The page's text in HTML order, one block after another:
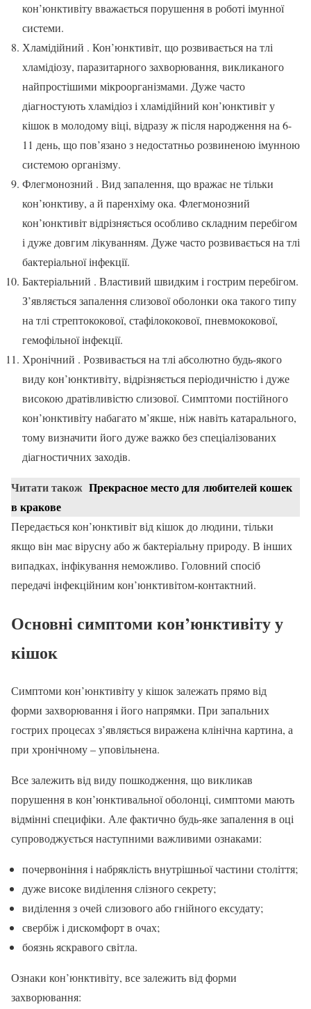
кон’юнктивіту вважається порушення в роботі імунної
системи.
Хламідійний . Кон’юнктивіт, що розвивається на тлі
хламідіозу, паразитарного захворювання, викликаного
найпростішими мікроорганізмами. Дуже часто
діагностують хламідіоз і хламідійний кон’юнктивіт у
кішок в молодому віці, відразу ж після народження на 6-
11 день, що пов’язано з недостатньо розвиненою імунною
системою організму.
Флегмонозний . Вид запалення, що вражає не тільки
кон’юнктиву, а й паренхіму ока. Флегмонозний
кон’юнктивіт відрізняється особливо складним перебігом
і дуже довгим лікуванням. Дуже часто розвивається на тлі
бактеріальної інфекції.
Бактеріальний . Властивий швидким і гострим перебігом.
З’являється запалення слизової оболонки ока такого типу
на тлі стрептококової, стафілококової, пневмококової,
гемофільної інфекції.
Хронічний . Розвивається на тлі абсолютно будь-якого
виду кон’юнктивіту, відрізняється періодичністю і дуже
високою дратівливістю слизової. Симптоми постійного
кон’юнктивіту набагато м’якше, ніж навіть катарального,
тому визначити його дуже важко без спеціалізованих
діагностичних заходів.
Читати також Прекрасное место для любителей кошек
в кракове
Передається кон’юнктивіт від кішок до людини, тільки
якщо він має вірусну або ж бактеріальну природу. В інших
випадках, інфікування неможливо. Головний спосіб
передачі інфекційним кон’юнктивітом-контактний.
Основні симптоми кон’юнктивіту у
кішок
Симптоми кон’юнктивіту у кішок залежать прямо від
форми захворювання і його напрямки. При запальних
гострих процесах з’являється виражена клінічна картина, а
при хронічному – уповільнена.
Все залежить від виду пошкодження, що викликав
порушення в кон’юнктивальної оболонці, симптоми мають
відмінні специфіки. Але фактично будь-яке запалення в оці
супроводжується наступними важливими ознаками:
почервоніння і набряклість внутрішньої частини століття;
дуже високе виділення слізного секрету;
виділення з очей слизового або гнійного ексудату;
свербіж і дискомфорт в очах;
боязнь яскравого світла.
Ознаки кон’юнктивіту, все залежить від форми
захворювання: